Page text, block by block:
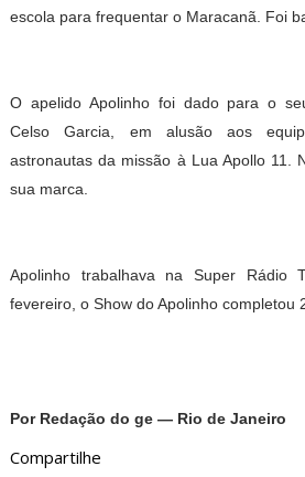
escola para frequentar o Maracanã. Foi
O apelido Apolinho foi dado para o
Celso Garcia, em alusão aos
astronautas da missão à Lua Apollo 11.
sua marca.
Apolinho trabalhava na Super Rádio
fevereiro, o Show do Apolinho completou
Por Redação do ge — Rio de Janeiro
Compartilhe